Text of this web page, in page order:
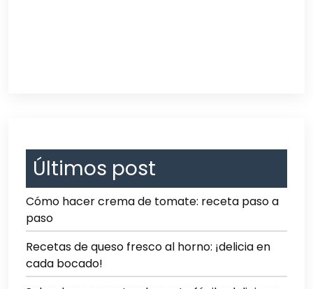
Últimos post
Cómo hacer crema de tomate: receta paso a
paso
Recetas de queso fresco al horno: ¡delicia en
cada bocado!